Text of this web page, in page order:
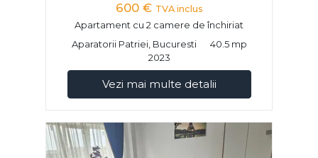
600 € TVA inclus
Apartament cu 2 camere de închiriat
Aparatorii Patriei, Bucuresti
40.5 mp
2023
Vezi mai multe detalii